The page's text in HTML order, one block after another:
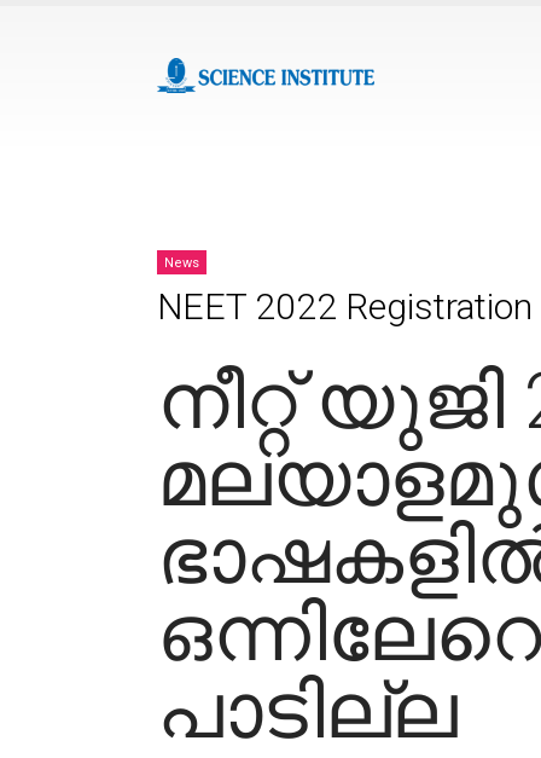
News
NEET 2022
നീറ്റ് യുജി
പാടില്ല